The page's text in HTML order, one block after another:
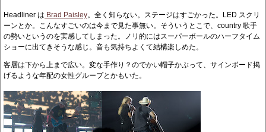
Headliner は Brad Paisley。全く知らない。ステージはすごかった。LED スクリ
ーンとか。こんなすごいのは今まで見た事無い。そういうとこで、country 歌手
の勢いというのを実感してしまった。ノリ的にはスーパーボールのハーフタイム
ショーに出てきそうな感じ。音も気持ちよくて結構楽しめた。
客層は下から上まで広い。変な手作り？のでかい帽子かぶって、サインボード掲
げるような年配の女性グループとかもいた。